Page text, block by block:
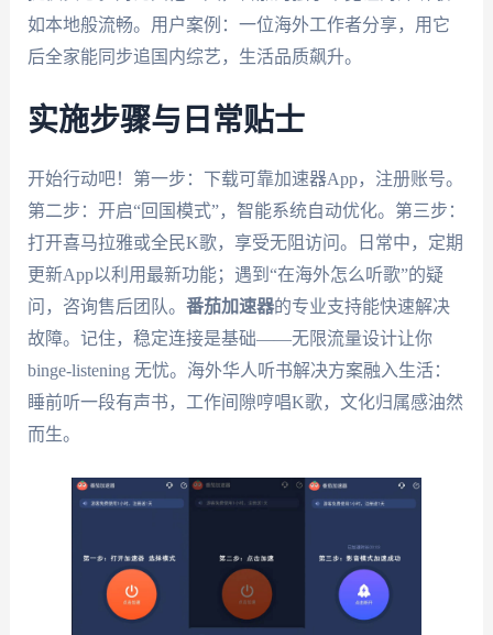
如本地般流畅。用户案例：一位海外工作者分享，用它
后全家能同步追国内综艺，生活品质飙升。
实施步骤与日常贴士
开始行动吧！第一步：下载可靠加速器App，注册账号。
第二步：开启“回国模式”，智能系统自动优化。第三步：
打开喜马拉雅或全民K歌，享受无阻访问。日常中，定期
更新App以利用最新功能；遇到“在海外怎么听歌”的疑
问，咨询售后团队。 番茄加速器的专业支持能快速解决
故障。记住，稳定连接是基础——无限流量设计让你
binge-listening 无忧。海外华人听书解决方案融入生活：
睡前听一段有声书，工作间隙哼唱K歌，文化归属感油然
而生。